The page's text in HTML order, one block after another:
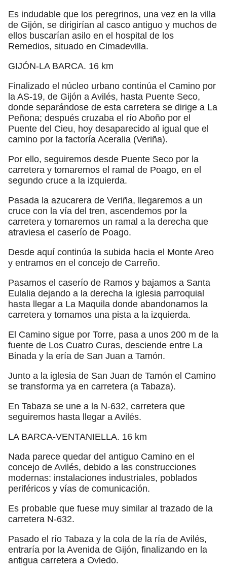
Es indudable que los peregrinos, una vez en la villa
de Gijón, se dirigirían al casco antiguo y muchos de
ellos buscarían asilo en el hospital de los
Remedios, situado en Cimadevilla.
GIJÓN-LA BARCA. 16 km
Finalizado el núcleo urbano continúa el Camino por
la AS-19, de Gijón a Avilés, hasta Puente Seco,
donde separándose de esta carretera se dirige a La
Peñona; después cruzaba el río Aboño por el
Puente del Cieu, hoy desaparecido al igual que el
camino por la factoría Aceralia (Veriña).
Por ello, seguiremos desde Puente Seco por la
carretera y tomaremos el ramal de Poago, en el
segundo cruce a la izquierda.
Pasada la azucarera de Veriña, llegaremos a un
cruce con la vía del tren, ascendemos por la
carretera y tomaremos un ramal a la derecha que
atraviesa el caserío de Poago.
Desde aquí continúa la subida hacia el Monte Areo
y entramos en el concejo de Carreño.
Pasamos el caserío de Ramos y bajamos a Santa
Eulalia dejando a la derecha la iglesia parroquial
hasta llegar a La Maquila donde abandonamos la
carretera y tomamos una pista a la izquierda.
El Camino sigue por Torre, pasa a unos 200 m de la
fuente de Los Cuatro Curas, desciende entre La
Binada y la ería de San Juan a Tamón.
Junto a la iglesia de San Juan de Tamón el Camino
se transforma ya en carretera (a Tabaza).
En Tabaza se une a la N-632, carretera que
seguiremos hasta llegar a Avilés.
LA BARCA-VENTANIELLA. 16 km
Nada parece quedar del antiguo Camino en el
concejo de Avilés, debido a las construcciones
modernas: instalaciones industriales, poblados
periféricos y vías de comunicación.
Es probable que fuese muy similar al trazado de la
carretera N-632.
Pasado el río Tabaza y la cola de la ría de Avilés,
entraría por la Avenida de Gijón, finalizando en la
antigua carretera a Oviedo.